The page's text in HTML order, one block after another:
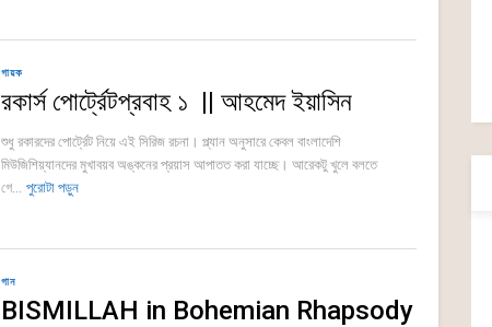
গায়ক
রকার্স পোর্ট্রেটপ্রবাহ ১ || আহমেদ ইয়াসিন
শুধু রকারদের পোর্ট্রেট নিয়ে এই সিরিজ রচনা। প্ল্যান অনুসারে কেবল বাংলাদেশি
মিউজিশিয়্যানদের মুখাবয়ব অঙ্কনের প্রয়াস আপাতত করা যাচ্ছে। আরেকটু খুলে বলতে
গে... পুরোটা পড়ুন
গান
BISMILLAH in Bohemian Rhapsody